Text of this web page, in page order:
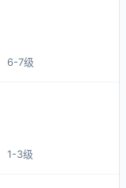
6-7级
1-3级